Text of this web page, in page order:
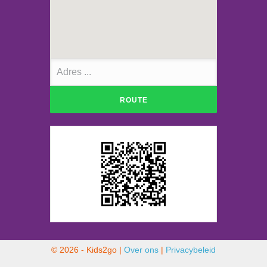
© 2026 - Kids2go | Over ons | Privacybeleid